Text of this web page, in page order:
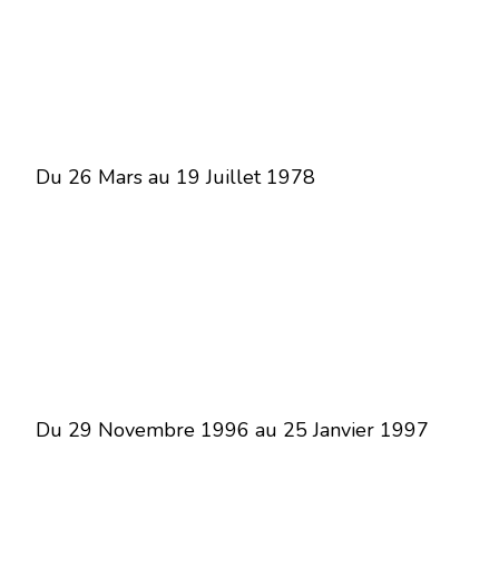
Du 26 Mars au 19 Juillet 1978
Du 29 Novembre 1996 au 25 Janvier 1997